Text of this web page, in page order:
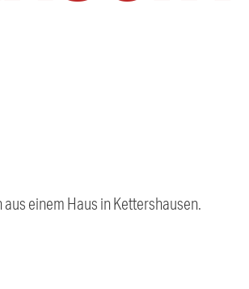
einem Haus in Kettershausen.